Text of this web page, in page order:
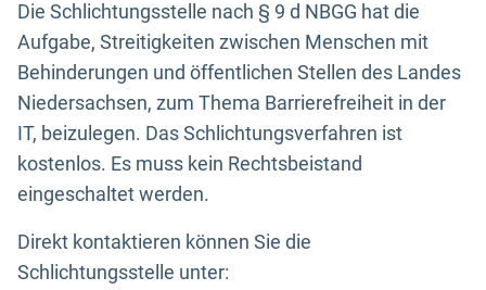
Die Schlichtungsstelle nach § 9 d NBGG hat die
Aufgabe, Streitigkeiten zwischen Menschen mit
Behinderungen und öffentlichen Stellen des Landes
Niedersachsen, zum Thema Barrierefreiheit in der
IT, beizulegen. Das Schlichtungsverfahren ist
kostenlos. Es muss kein Rechtsbeistand
eingeschaltet werden.
Direkt kontaktieren können Sie die
Schlichtungsstelle unter: